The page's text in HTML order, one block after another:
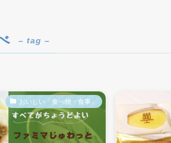
– tag –
おいしい「食べ物・食事」